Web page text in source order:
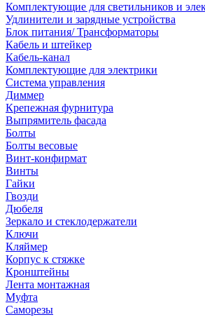
Комплектующие для светильников и
Удлинители и зарядные устройства
Блок питания/ Трансформаторы
Кабель и штейкер
Кабель-канал
Комплектующие для электрики
Система управления
Диммер
Крепежная фурнитура
Выпрямитель фасада
Болты
Болты весовые
Винт-конфирмат
Винты
Гайки
Гвозди
Дюбеля
Зеркало и стеклодержатели
Ключи
Кляймер
Корпус к стяжке
Кронштейны
Лента монтажная
Муфта
Саморезы